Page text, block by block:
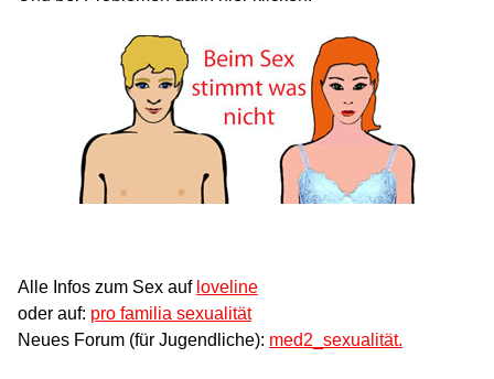
Alle Infos zum Sex auf loveline
oder auf: pro familia sexualität
Neues Forum (für Jugendliche): med2_sexualität.